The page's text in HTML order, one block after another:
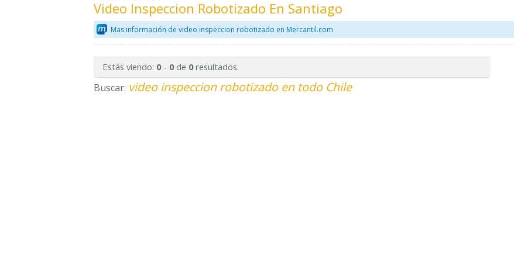
Video Inspeccion Robotizado En Santiago
Mas información de video inspeccion robotizado en Mercantil.com
Estás viendo: 0- 0de 0resultados.
Buscar: video inspeccion robotizado en todo Chile